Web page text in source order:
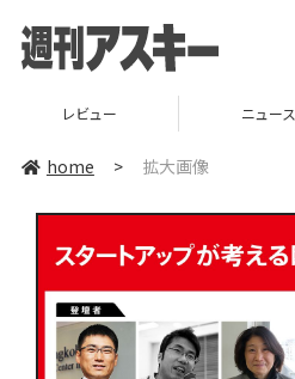
レビュー ニュース
home > 拡大画像